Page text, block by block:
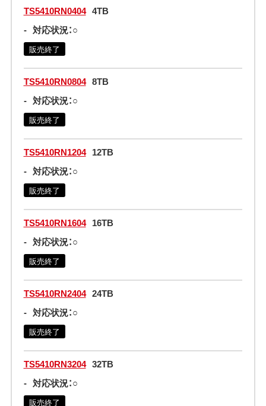
TS5410RN0404 4TB
- 対応状況：○
販売終了
TS5410RN0804 8TB
- 対応状況：○
販売終了
TS5410RN1204 12TB
- 対応状況：○
販売終了
TS5410RN1604 16TB
- 対応状況：○
販売終了
TS5410RN2404 24TB
- 対応状況：○
販売終了
TS5410RN3204 32TB
- 対応状況：○
販売終了